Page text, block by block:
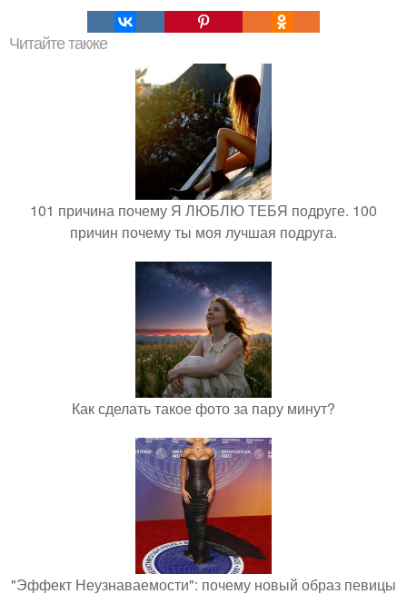
Читайте также
101 причина почему Я ЛЮБЛЮ ТЕБЯ подруге. 100
причин почему ты моя лучшая подруга.
Как сделать такое фото за пару минут?
"Эффект Неузнаваемости": почему новый образ певицы